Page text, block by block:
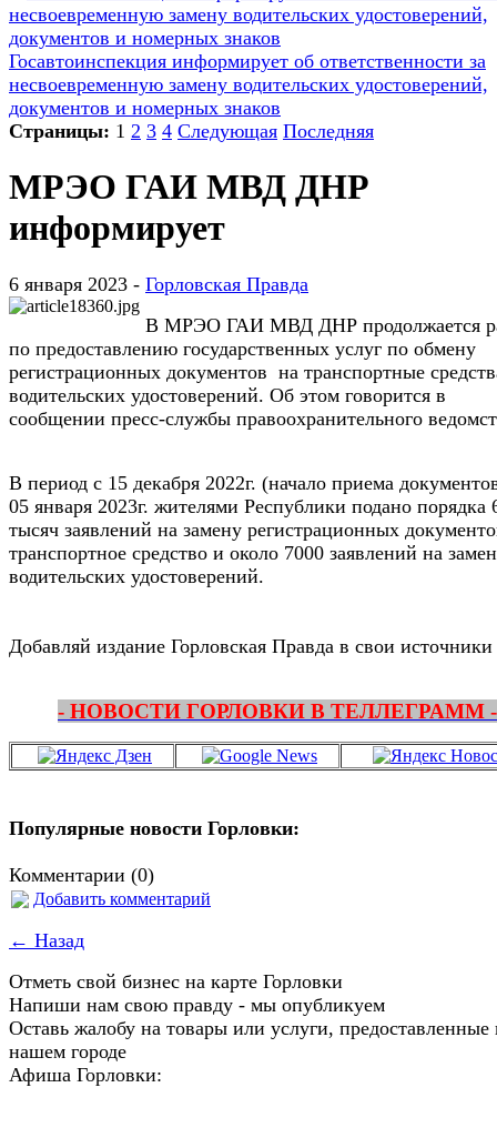
Госавтоинспекция информирует об ответственности за
несвоевременную замену водительских удостоверений,
документов и номерных знаков
Страницы: 1 2 3 4 Следующая Последняя
МРЭО ГАИ МВД ДНР
информирует
6 января 2023 - Горловская Правда
В МРЭО ГАИ МВД ДНР продолжается
по предоставлению государственных услуг по обмену
регистрационных документов на транспортные
водительских удостоверений. Об этом говорится в
сообщении пресс-службы правоохранительного
В период с 15 декабря 2022г. (начало приема
05 января 2023г. жителями Республики подано порядка
тысяч заявлений на замену регистрационных
транспортное средство и около 7000 заявлений на
водительских удостоверений.
Добавляй издание Горловская Правда в свои источники
- НОВОСТИ ГОРЛОВКИ В ТЕЛЛЕГРАММ -
Популярные новости Горловки:
Комментарии (0)
Добавить комментарий
← Назад
Отметь свой бизнес на карте Горловки
Напиши нам свою правду - мы опубликуем
Оставь жалобу на товары или услуги, предоставленные
нашем городе
Афиша Горловки: